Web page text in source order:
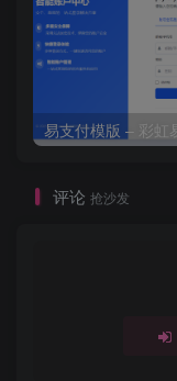
评论 抢沙发